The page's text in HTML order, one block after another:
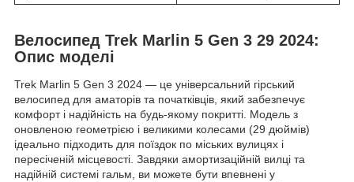
Велосипед Trek Marlin 5 Gen 3 29 2024:
Опис моделі
Trek Marlin 5 Gen 3 2024 — це універсальний гірський
велосипед для аматорів та початківців, який забезпечує
комфорт і надійність на будь-якому покритті. Модель з
оновленою геометрією і великими колесами (29 дюймів)
ідеально підходить для поїздок по міських вулицях і
пересіченій місцевості. Завдяки амортизаційній вилці та
надійній системі гальм, ви можете бути впевнені у